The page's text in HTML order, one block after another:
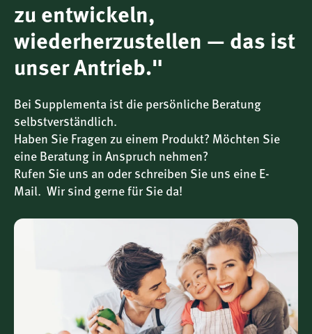
Einfache Anwendung – 1 Tablette täglich
Die Einnahme ist unkompliziert: Eine Tablette täglich zu
einer Mahlzeit oder mit einem Glas Wasser genügt. Die
Tabletten sind gut schluckbar und frei von tierischen
Bestandteilen.
Reinheit und Qualität
Unser L-Lysin ist vegan und frei von künstlichen Farb-,
Konservierungs- oder Aromastoffen. Jede Charge wird
zu entwickeln,
wiederherzustellen — das ist
unser Antrieb."
Bei Supplementa ist die persönliche Beratung
selbstverständlich.
Haben Sie Fragen zu einem Produkt? Möchten Sie
eine Beratung in Anspruch nehmen?
Rufen Sie uns an oder schreiben Sie uns eine E-
Mail. Wir sind gerne für Sie da!